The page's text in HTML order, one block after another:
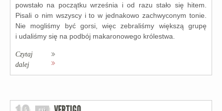
powsta­ło na począt­ku wrze­śnia i od razu sta­ło się hitem.
Pisali o nim wszy­scy i to w jed­na­ko­wo zachwy­co­nym tonie.
Nie mogli­śmy być gor­si, więc zebra­li­śmy więk­szą gru­pę
i uda­li­śmy się na pod­bój maka­ro­no­we­go kró­le­stwa.
Czytaj
dalej